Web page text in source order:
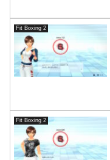
Fit Boxing 2
Fit Boxing 2